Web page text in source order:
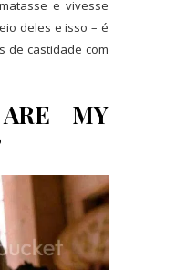
e vivesse
deles e isso – é
de castidade com
MY